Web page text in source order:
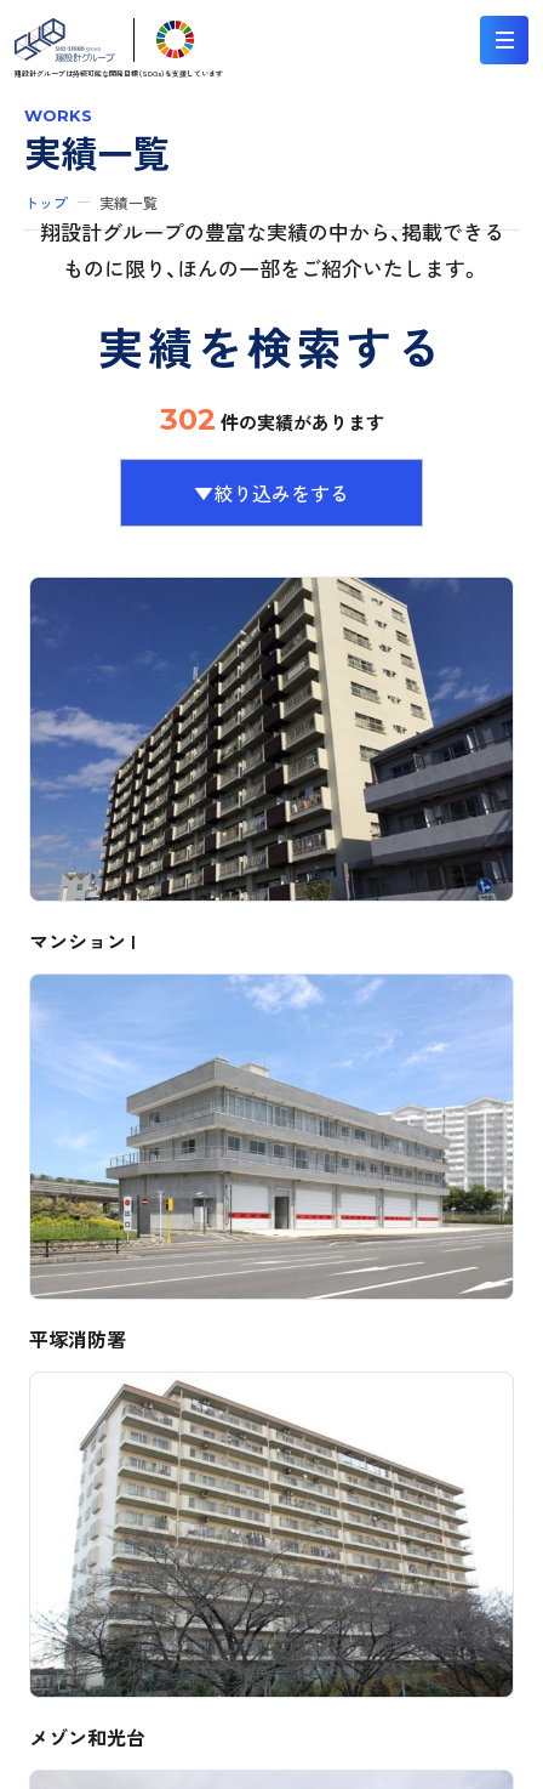
翔設計グループは持続可能な開発目標（SDGs）を支援しています
実績一覧
WORKS
トップ 実績一覧
翔設計グループの豊富な実績の中から、掲載できる
ものに限り、ほんの一部をご紹介いたします。
実績を検索する
302 件の実績があります
▼絞り込みをする
マンション I
平塚消防署
メゾン和光台